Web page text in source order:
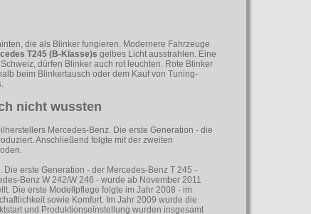
die als Blinker fungieren. Modernere Fahrzeuge
T245 (B-Klasse)s gelbes Licht ausstrahlen. Eine
dürfen Blinker auch rot leuchten. Rote Blinker
beim Blinkertausch oder dem Kauf von Tuning-
nicht wussten
Mercedes-Benz. Die erste Generation - die
Anschließend folgte mit der zweiten
erste Generation - der Mercedes-Benz T 245 -
Benz W 242/W 246 - wurde ab November 2011
Die erste Modellpflege folgte im Jahr 2008 - im
sowie Komfort. Im Jahr 2009 wurde die
und Produktionseinstellung wurden insgesamt